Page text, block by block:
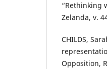
“Rethinking
Zelanda, v.
CHILDS,
Opposition,